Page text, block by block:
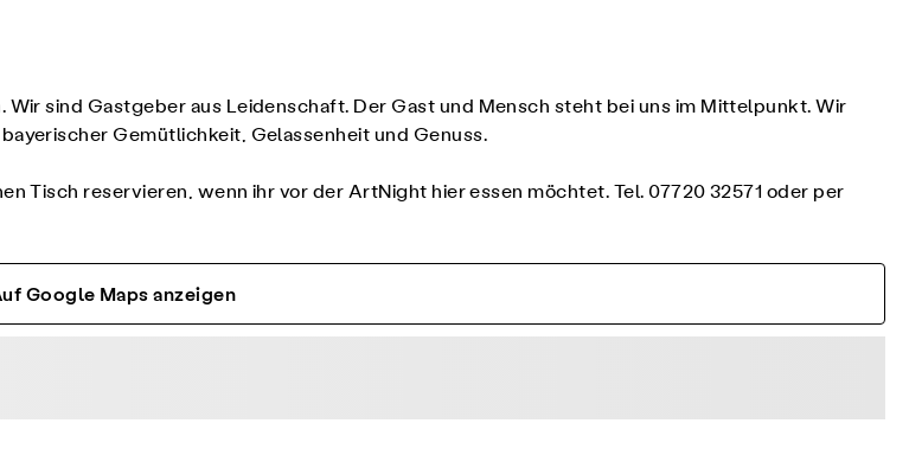
sind Gastgeber aus Leidenschaft. Der Gast und Mensch steht bei uns im Mittelpunkt. Wir
Gemütlichkeit, Gelassenheit und Genuss.
Tisch reservieren, wenn ihr vor der ArtNight hier essen möchtet. Tel. 07720 32571 oder per
Google Maps anzeigen